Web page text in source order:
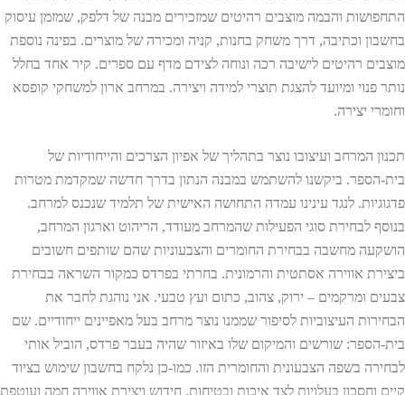
התחפושות והבמה מוצבים רהיטים שמזכירים מבנה של דלפק, שמזמן עיסוק
בחשבון וכתיבה, דרך משחק בחנות, קניה ומכירה של מוצרים. בפינה נוספת
מוצבים רהיטים לישיבה רכה ונוחה לצידם מדף עם ספרים. קיר אחד בחלל
נותר פנוי ומיועד להצגת תוצרי למידה ויצירה. במרחב ארון למשחקי קופסא
וחומרי יצירה.
תכנון המרחב ועיצובו נוצר בתהליך של אפיון הצרכים והייחודיות של
בית-הספר. ביקשנו להשתמש במבנה הנתון בדרך חדשה שמקדמת מטרות
פדגוגיות. לנגד עינינו עמדה התחושה האישית של תלמיד שנכנס למרחב.
בנוסף לבחירת סוגי הפעילות שהמרחב מעודד, הריהוט וארגון המרחב,
הושקעה מחשבה בבחירת החומרים והצבעוניות שהם שותפים חשובים
ביצירת אווירה אסתטית והרמונית. בחרתי בפרדס כמקור השראה בבחירת
צבעים ומרקמים – ירוק, צהוב, כתום ועץ טבעי. אני נוהגת לחבר את
הבחירות העיצוביות לסיפור שממנו נוצר מרחב בעל מאפיינים ייחודיים. שם
בית-הספר: שורשים והמיקום שלו באיזור שהיה בעבר פרדס, הוביל אותי
לבחירה בשפה הצבעונית והחומרית הזו. כמו-כן נלקח בחשבון שימוש בציוד
קיים וחסכון בעלויות לצד איכות ובטיחות, חידוש ויצירת אווירה חמה ועוטפת